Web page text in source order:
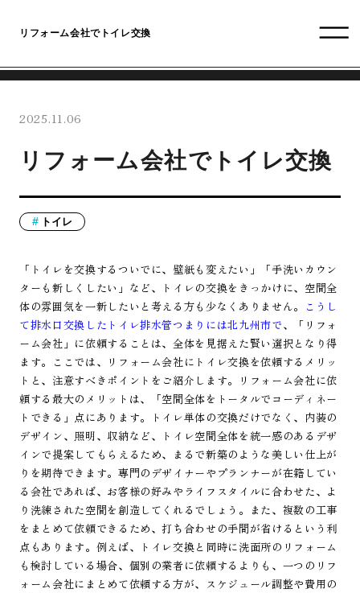
リフォーム会社でトイレ交換
2025.11.06
リフォーム会社でトイレ交換
トイレ
「トイレを交換するついでに、壁紙も変えたい」「手洗いカウン
ターも新しくしたい」など、トイレの交換をきっかけに、空間全
体の雰囲気を一新したいと考える方も少なくありません。
こうし
て排水口交換したトイレ排水管つまりには北九州市で、「リフォ
ーム会社」に依頼することは、全体を見据えた賢い選択となり得
ます。ここでは、リフォーム会社にトイレ交換を依頼するメリッ
トと、注意すべきポイントをご紹介します。リフォーム会社に依
頼する最大のメリットは、「空間全体をトータルでコーディネー
トできる」点にあります。トイレ単体の交換だけでなく、内装の
デザイン、照明、収納など、トイレ空間全体を統一感のあるデザ
インで提案してもらえるため、まるで新築のような美しい仕上が
りを期待できます。専門のデザイナーやプランナーが在籍してい
る会社であれば、お客様の好みやライフスタイルに合わせた、よ
り洗練された空間を創造してくれるでしょう。また、複数の工事
をまとめて依頼できるため、打ち合わせの手間が省けるという利
点もあります。例えば、トイレ交換と同時に洗面所のリフォーム
も検討している場合、個別の業者に依頼するよりも、一つのリフ
ォーム会社にまとめて依頼する方が、スケジュール調整や費用の